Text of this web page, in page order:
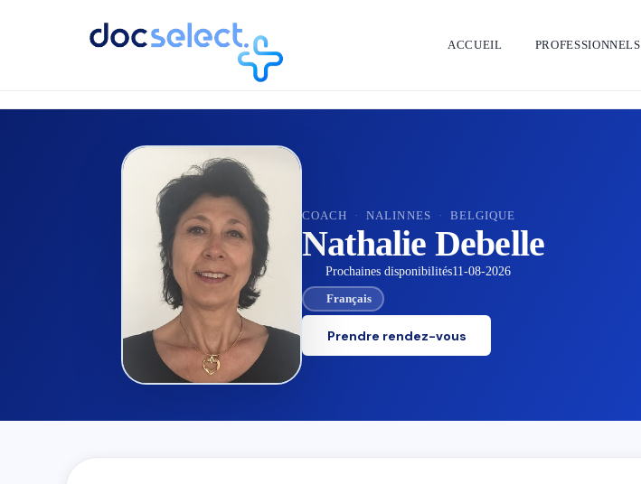
ACCUEIL PROFESSIONNELS
COACH · NALINNES · BELGIQUE
Nathalie Debelle
Prochaines disponibilités11-08-2026
Français
Prendre rendez-vous